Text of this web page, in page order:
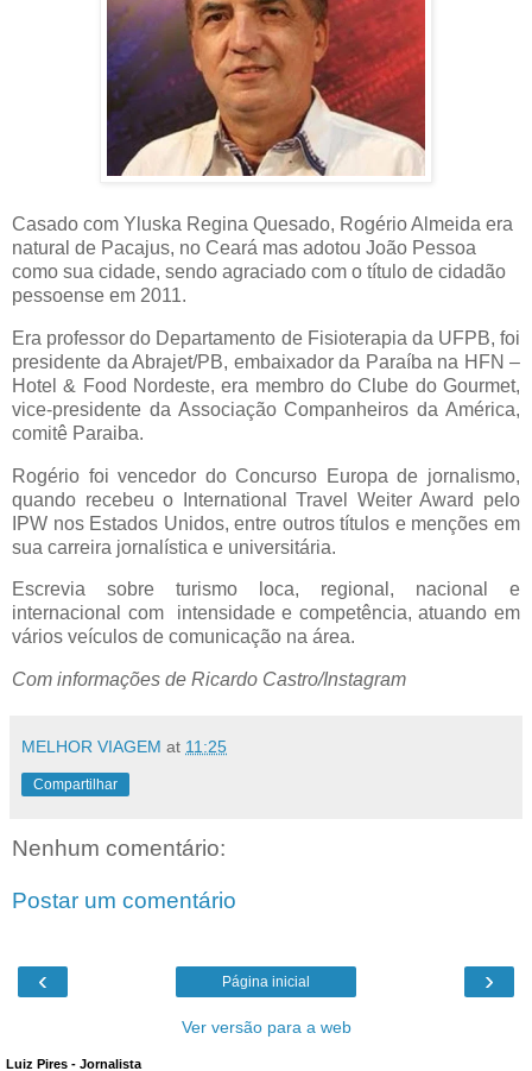
Casado com Yluska Regina Quesado, Rogério Almeida era
natural de Pacajus, no Ceará mas adotou João Pessoa
como sua cidade, sendo agraciado com o título de cidadão
pessoense em 2011.
Era professor do Departamento de Fisioterapia da UFPB, foi
presidente da Abrajet/PB, embaixador da Paraíba na HFN –
Hotel & Food Nordeste, era membro do Clube do Gourmet,
vice-presidente da Associação Companheiros da América,
comitê Paraiba.
Rogério foi vencedor do Concurso Europa de jornalismo,
quando recebeu o International Travel Weiter Award pelo
IPW nos Estados Unidos, entre outros títulos e menções em
sua carreira jornalística e universitária.
Escrevia sobre turismo loca, regional, nacional e
internacional com
intensidade e competência, atuando em
vários veículos de comunicação na área.
Com informações de Ricardo Castro/Instagram
MELHOR VIAGEM at 11:25
Compartilhar
Nenhum comentário:
Postar um comentário
‹ ›
Página inicial
Ver versão para a web
Luiz Pires - Jornalista